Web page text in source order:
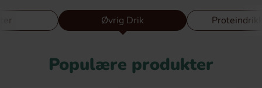
Øvrig Drik
Populære produkter